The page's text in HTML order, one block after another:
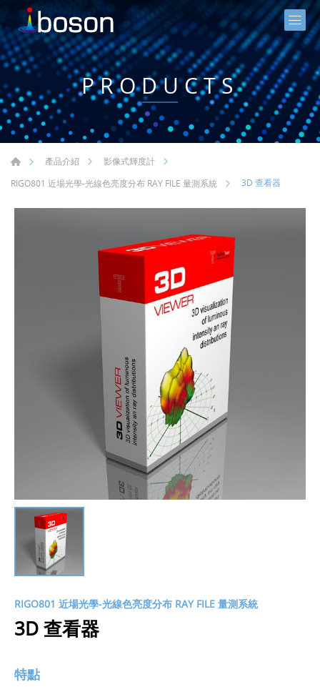
PRODUCTS
產品介紹
影像式輝度計
RIGO801 近場光學-光線色亮度分布 RAY FILE 量測系統
3D 查看器
RIGO801 近場光學-光線色亮度分布 RAY FILE 量測系統
3D 查看器
特點